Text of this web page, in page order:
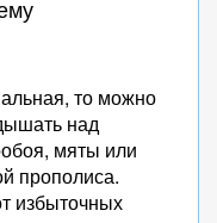
то можно
над
мяты или
прополиса.
избыточных